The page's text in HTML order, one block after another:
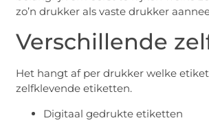
zo’n drukker als vaste drukker
Verschillende
Het hangt af per drukker welke
zelfklevende etiketten.
Digitaal gedrukte etiketten